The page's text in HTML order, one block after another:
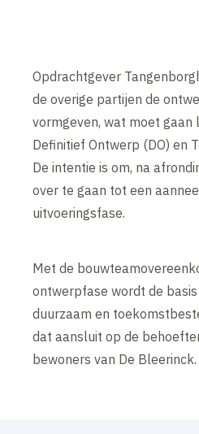
Opdrachtgever
de overige partijen de
vormgeven, wat moet
Definitief Ontwerp (DO) en
De intentie is om, na
over te gaan tot een
uitvoeringsfase.
Met de
ontwerpfase wordt de
duurzaam en
dat aansluit op de
bewoners van De Bleerinck.